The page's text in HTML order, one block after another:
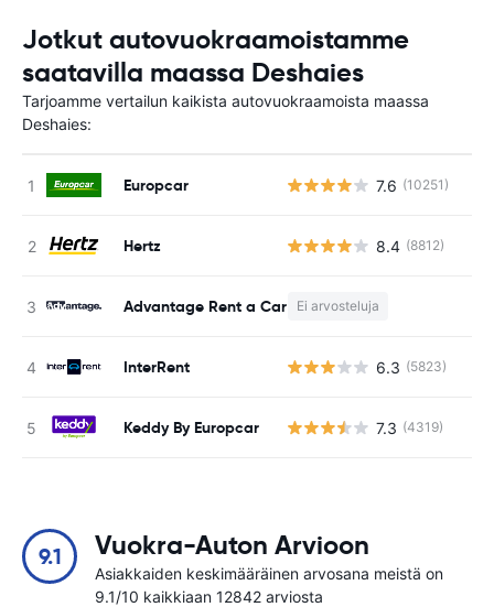
Jotkut autovuokraamoistamme
saatavilla maassa Deshaies
Tarjoamme vertailun kaikista autovuokraamoista maassa
Deshaies:
Europcar 7.6 (10251)
Hertz 8.4 (8812)
Advantage Rent a Car Ei arvosteluja
InterRent 6.3 (5823)
Keddy By Europcar 7.3 (4319)
9.1 Vuokra-Auton Arvioon
Asiakkaiden keskimääräinen arvosana meistä on
9.1/10 kaikkiaan 12842 arviosta